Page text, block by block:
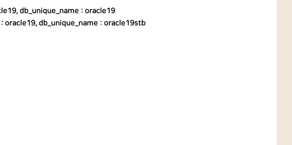
db_unique_name : oracle19
oracle19, db_unique_name : oracle19stb